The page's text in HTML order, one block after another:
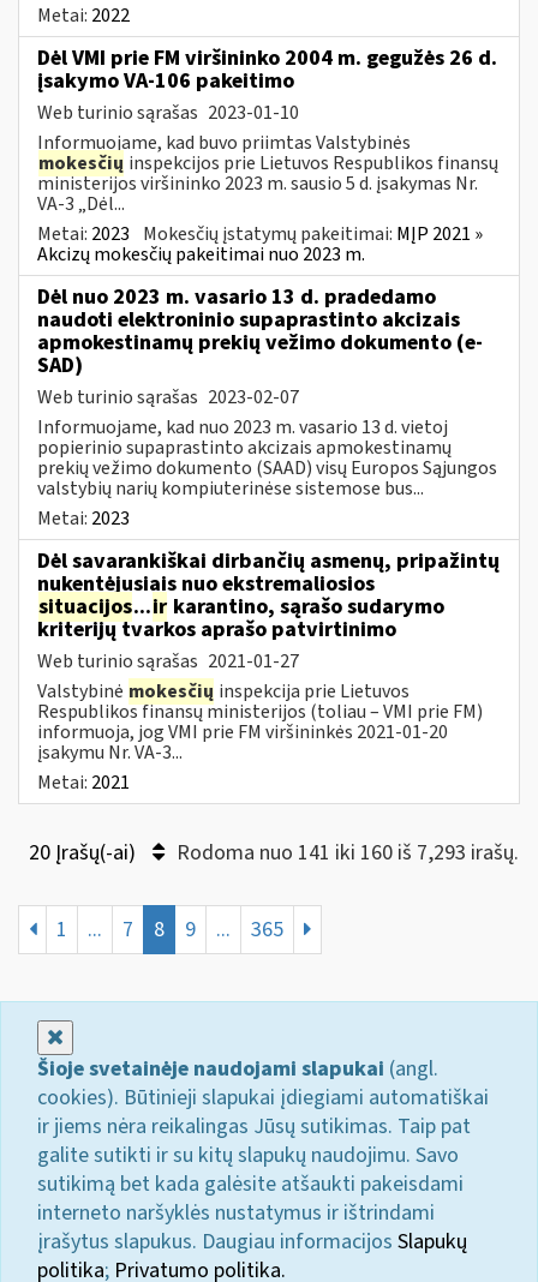
Metai: 2022
Dėl VMI prie FM viršininko 2004 m. gegužės 26 d.
įsakymo VA-106 pakeitimo
Web turinio sąrašas 2023-01-10
Informuojame, kad buvo priimtas Valstybinės
mokesčių inspekcijos prie Lietuvos Respublikos finansų
ministerijos viršininko 2023 m. sausio 5 d. įsakymas Nr.
VA-3 „Dėl...
Metai: 2023 Mokesčių įstatymų pakeitimai: MĮP 2021 »
Akcizų mokesčių pakeitimai nuo 2023 m.
Dėl nuo 2023 m. vasario 13 d. pradedamo
naudoti elektroninio supaprastinto akcizais
apmokestinamų prekių vežimo dokumento (e-
SAD)
Web turinio sąrašas 2023-02-07
Informuojame, kad nuo 2023 m. vasario 13 d. vietoj
popierinio supaprastinto akcizais apmokestinamų
prekių vežimo dokumento (SAAD) visų Europos Sąjungos
valstybių narių kompiuterinėse sistemose bus...
Metai: 2023
Dėl savarankiškai dirbančių asmenų, pripažintų
nukentėjusiais nuo ekstremaliosios
situacijos...ir karantino, sąrašo sudarymo
kriterijų tvarkos aprašo patvirtinimo
Web turinio sąrašas 2021-01-27
Valstybinė mokesčių inspekcija prie Lietuvos
Respublikos finansų ministerijos (toliau – VMI prie FM)
informuoja, jog VMI prie FM viršininkės 2021-01-20
įsakymu Nr. VA-3...
Metai: 2021
20 Įrašų(-ai) Rodoma nuo 141 iki 160 iš 7,293 irašų.
1 ... 7 8 9 ... 365
Šioje svetainėje naudojami slapukai (angl.
cookies). Būtinieji slapukai įdiegiami automatiškai
ir jiems nėra reikalingas Jūsų sutikimas. Taip pat
galite sutikti ir su kitų slapukų naudojimu. Savo
sutikimą bet kada galėsite atšaukti pakeisdami
interneto naršyklės nustatymus ir ištrindami
įrašytus slapukus. Daugiau informacijos Slapukų
politika; Privatumo politika.